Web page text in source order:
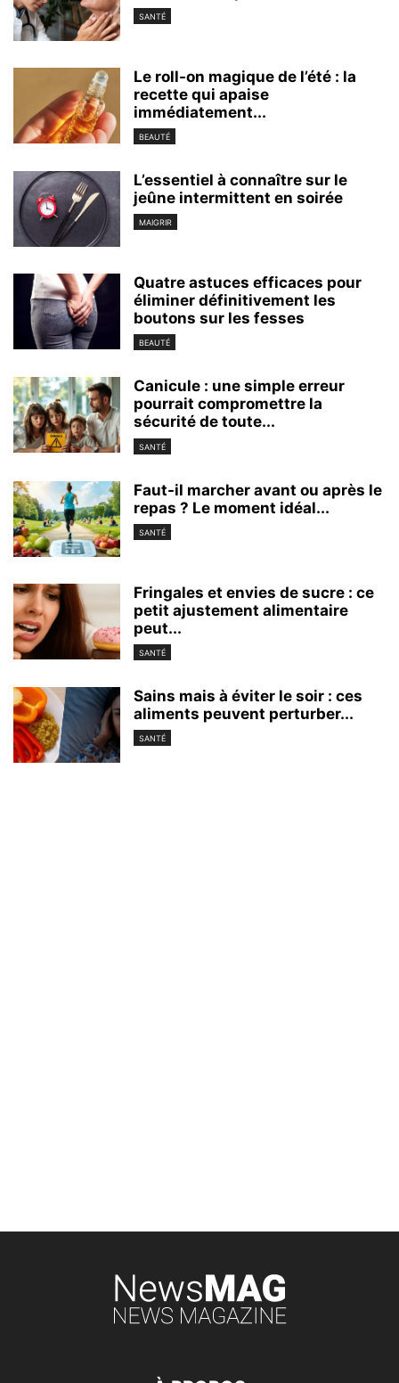
SANTÉ
Le roll-on magique de l’été : la
recette qui apaise
immédiatement...
BEAUTÉ
L’essentiel à connaître sur le
jeûne intermittent en soirée
MAIGRIR
Quatre astuces efficaces pour
éliminer définitivement les
boutons sur les fesses
BEAUTÉ
Canicule : une simple erreur
pourrait compromettre la
sécurité de toute...
SANTÉ
Faut-il marcher avant ou après le
repas ? Le moment idéal...
SANTÉ
Fringales et envies de sucre : ce
petit ajustement alimentaire
peut...
SANTÉ
Sains mais à éviter le soir : ces
aliments peuvent perturber...
SANTÉ